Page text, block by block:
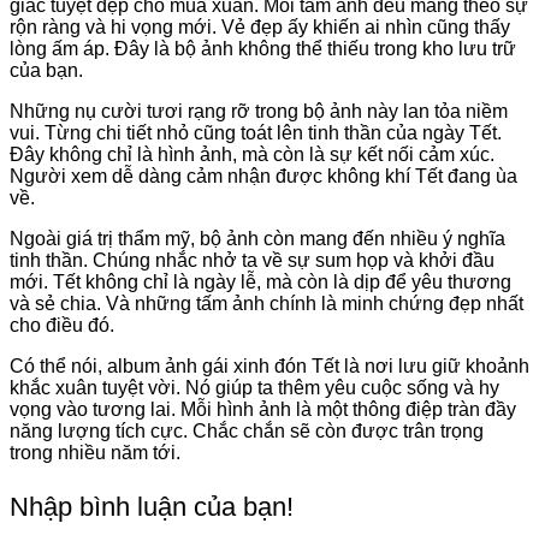
giác tuyệt đẹp cho mùa xuân. Mỗi tấm ảnh đều mang theo sự
rộn ràng và hi vọng mới. Vẻ đẹp ấy khiến ai nhìn cũng thấy
lòng ấm áp. Đây là bộ ảnh không thể thiếu trong kho lưu trữ
của bạn.
Những nụ cười tươi rạng rỡ trong bộ ảnh này lan tỏa niềm
vui. Từng chi tiết nhỏ cũng toát lên tinh thần của ngày Tết.
Đây không chỉ là hình ảnh, mà còn là sự kết nối cảm xúc.
Người xem dễ dàng cảm nhận được không khí Tết đang ùa
về.
Ngoài giá trị thẩm mỹ, bộ ảnh còn mang đến nhiều ý nghĩa
tinh thần. Chúng nhắc nhở ta về sự sum họp và khởi đầu
mới. Tết không chỉ là ngày lễ, mà còn là dịp để yêu thương
và sẻ chia. Và những tấm ảnh chính là minh chứng đẹp nhất
cho điều đó.
Có thể nói, album ảnh gái xinh đón Tết là nơi lưu giữ khoảnh
khắc xuân tuyệt vời. Nó giúp ta thêm yêu cuộc sống và hy
vọng vào tương lai. Mỗi hình ảnh là một thông điệp tràn đầy
năng lượng tích cực. Chắc chắn sẽ còn được trân trọng
trong nhiều năm tới.
Nhập bình luận của bạn!